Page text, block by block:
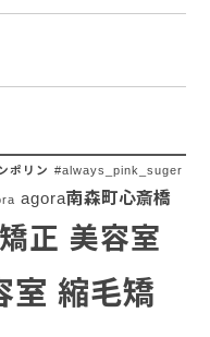
ポリン #always_pink_suger
agora南森町心斎橋
正 美容室
室 縮毛矯